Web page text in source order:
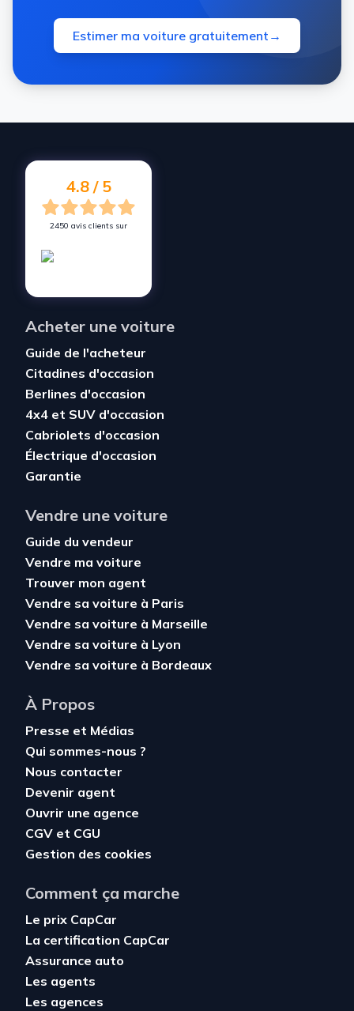
Estimer ma voiture gratuitement →
4.8 / 5
2450 avis clients sur
Acheter une voiture
Guide de l'acheteur
Citadines d'occasion
Berlines d'occasion
4x4 et SUV d'occasion
Cabriolets d'occasion
Électrique d'occasion
Garantie
Vendre une voiture
Guide du vendeur
Vendre ma voiture
Trouver mon agent
Vendre sa voiture à Paris
Vendre sa voiture à Marseille
Vendre sa voiture à Lyon
Vendre sa voiture à Bordeaux
À Propos
Presse et Médias
Qui sommes-nous ?
Nous contacter
Devenir agent
Ouvrir une agence
CGV et CGU
Gestion des cookies
Comment ça marche
Le prix CapCar
La certification CapCar
Assurance auto
Les agents
Les agences